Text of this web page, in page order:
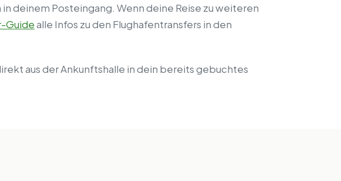
deinem Posteingang. Wenn deine Reise zu weiteren
Guidealle Infos zu den Flughafentransfers in den
aus der Ankunftshalle in dein bereits gebuchtes